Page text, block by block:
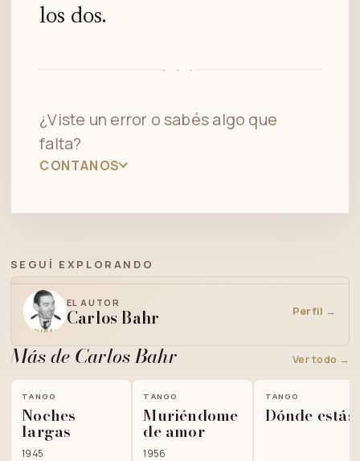
los dos.
· · ·
¿Viste un error o sabés algo que
falta?
CONTANOS
SEGUÍ EXPLORANDO
EL AUTOR
Carlos Bahr Perfil →
Más de Carlos Bahr Ver todo →
TANGO
Noches
largas
1945
TANGO
Muriéndome
de amor
1956
TANGO
Dónde estás